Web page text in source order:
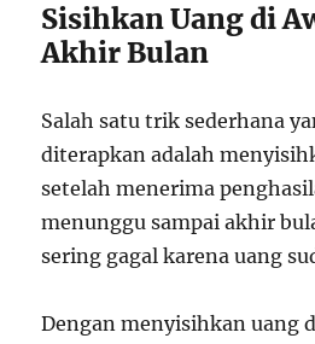
Sisihkan Uang di
Akhir Bulan
Salah satu trik sederhana
diterapkan adalah
setelah menerima
menunggu sampai akhir
sering gagal karena uang
Dengan menyisihkan uang